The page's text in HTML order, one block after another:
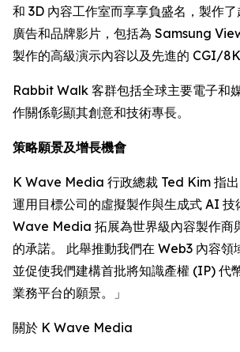
和 3D 內容工作室而享享負盛名，製作
廣告和品牌影片，包括為 Samsung
製作的高級演示內容以及先進的 CGI/8K
Rabbit Walk 客群包括全球主要電子和
作關係彰顯其創意和技術專長。
策略願景及增長機會
K Wave Media 行政總裁 Ted Kim 指
運用目標公司的虛擬製作與生成式 AI
Wave Media 拓展為世界級內容製作商
的承諾。 此舉推動我們在 Web3 內容領
並促使我們建構首批將知識產權 (IP) 代
業務平台的願景。」
關於 K Wave Media